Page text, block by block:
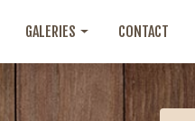
GALERIES
Aménagement intérieur
Revêtement de sol
CONTACT